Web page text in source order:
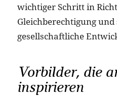
wichtiger Schritt in
Gleichberechtigung und
gesellschaftliche
Vorbilder, die
inspirieren